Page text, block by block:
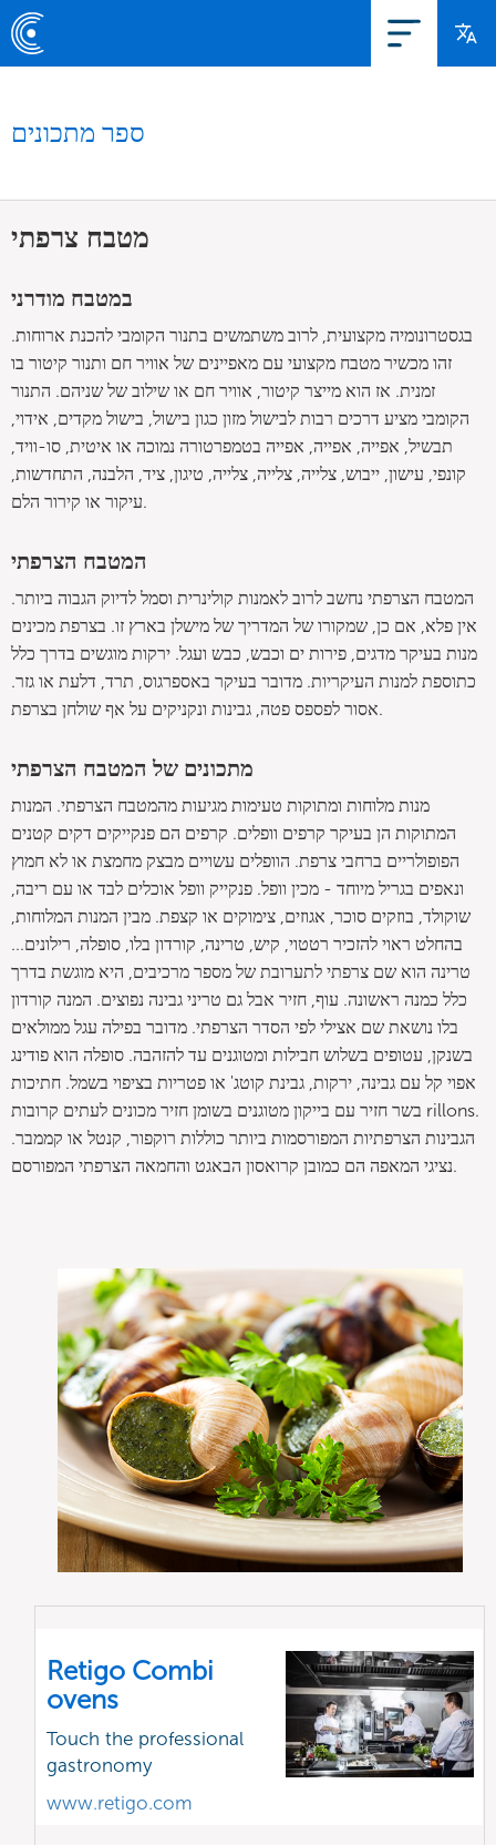
ספר מתכונים
מטבח צרפתי
במטבח מודרני
בגסטרונומיה מקצועית, לרוב משתמשים בתנור הקומבי להכנת ארוחות.
זהו מכשיר מטבח מקצועי עם מאפיינים של אוויר חם ותנור קיטור בו
זמנית. אז הוא מייצר קיטור, אוויר חם או שילוב של שניהם. התנור
הקומבי מציע דרכים רבות לבישול מזון כגון בישול, בישול מקדים, אידוי,
תבשיל, אפייה, אפייה, אפייה בטמפרטורה נמוכה או איטית, סו-וויד,
קונפי, עישון, ייבוש, צלייה, צלייה, צלייה, טיגון, ציד, הלבנה, התחדשות,
עיקור או קירור הלם.
המטבח הצרפתי
המטבח הצרפתי נחשב לרוב לאמנות קולינרית וסמל לדיוק הגבוה ביותר.
אין פלא, אם כן, שמקורו של המדריך של מישלן בארץ זו. בצרפת מכינים
מנות בעיקר מדגים, פירות ים וכבש, כבש ועגל. ירקות מוגשים בדרך כלל
כתוספת למנות העיקריות. מדובר בעיקר באספרגוס, תרד, דלעת או גזר.
אסור לפספס פטה, גבינות ונקניקים על אף שולחן בצרפת.
מתכונים של המטבח הצרפתי
מנות מלוחות ומתוקות טעימות מגיעות מהמטבח הצרפתי. המנות
המתוקות הן בעיקר קרפים וופלים. קרפים הם פנקייקים דקים קטנים
הפופולריים ברחבי צרפת. הוופלים עשויים מבצק מחמצת או לא חמוץ
ונאפים בגריל מיוחד - מכין וופל. פנקייק וופל אוכלים לבד או עם ריבה,
שוקולד, בוזקים סוכר, אגוזים, צימוקים או קצפת. מבין המנות המלוחות,
בהחלט ראוי להזכיר רטטוי, קיש, טרינה, קורדון בלו, סופלה, רילונים...
טרינה הוא שם צרפתי לתערובת של מספר מרכיבים, היא מוגשת בדרך
כלל כמנה ראשונה. עוף, חזיר אבל גם טריני גבינה נפוצים. המנה קורדון
בלו נושאת שם אצילי לפי הסדר הצרפתי. מדובר בפילה עגל ממולאים
בשנקן, עטופים בשלוש חבילות ומטוגנים עד להזהבה. סופלה הוא פודינג
אפוי קל עם גבינה, ירקות, גבינת קוטג' או פטריות בציפוי בשמל. חתיכות
בשר חזיר עם בייקון מטוגנים בשומן חזיר מכונים לעתים קרובות rillons.
הגבינות הצרפתיות המפורסמות ביותר כוללות רוקפור, קנטל או קממבר.
נציגי המאפה הם כמובן קרואסון הבאגט והחמאה הצרפתי המפורסם.
Retigo Combi
ovens
Touch the professional
gastronomy
www.retigo.com